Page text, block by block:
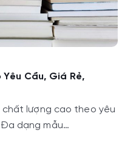
Yêu Cầu, Giá Rẻ,
chất lượng cao theo yêu
Đa dạng mẫu…